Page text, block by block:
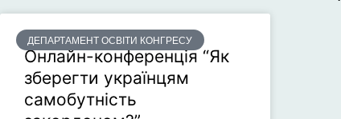
ДЕПАРТАМЕНТ ОСВІТИ КОНГРЕСУ
Онлайн-конференція “Як
зберегти українцям
самобутність